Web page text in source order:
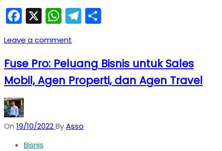
Facebook
X WhatsApp
Telegram
Leave a comment
Fuse Pro: Peluang Bisnis untuk Sales
Mobil, Agen Properti, dan Agen Travel
On 19/10/2022ByAsso
Bisnis